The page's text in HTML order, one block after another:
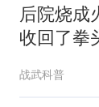
后院烧成
收回了拳
战武科普